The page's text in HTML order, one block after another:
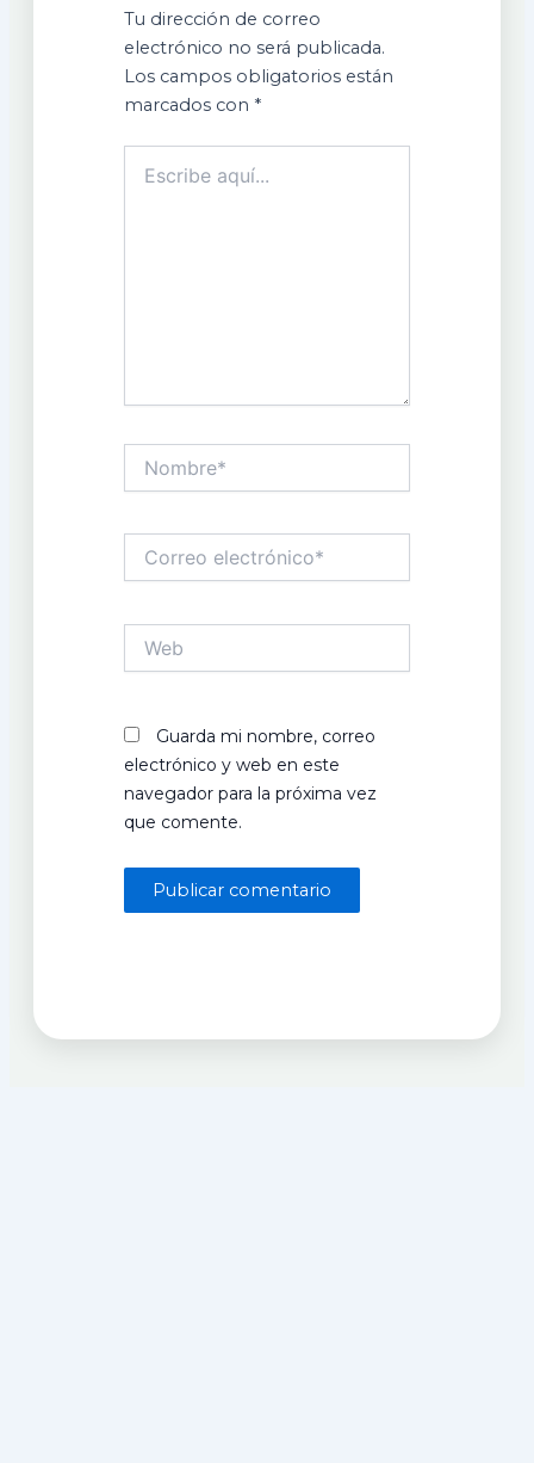
Tu dirección de correo
electrónico no será publicada.
Los campos obligatorios están
marcados con *
aquí...
electrónico*
Guarda mi nombre, correo
electrónico y web en este
navegador para la próxima vez
que comente.